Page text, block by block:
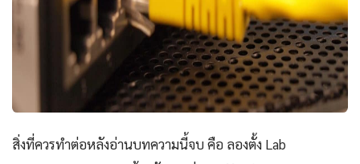
สิ่งที่ควรทำต่อหลังอ่านบทความนี้จบ คือ ลองตั้ง Lab